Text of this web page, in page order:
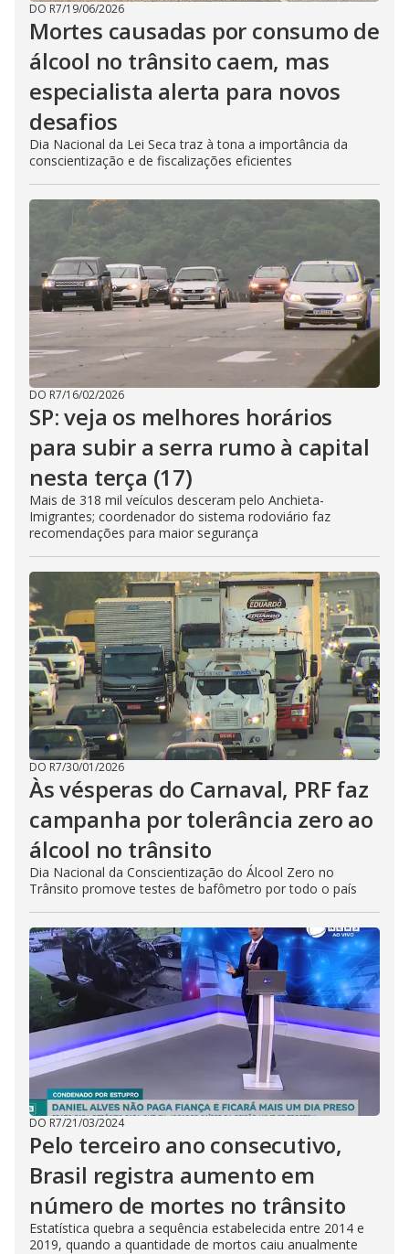
DO R7/19/06/2026
Mortes causadas por consumo de
álcool no trânsito caem, mas
especialista alerta para novos
desafios
Dia Nacional da Lei Seca traz à tona a importância da
conscientização e de fiscalizações eficientes
DO R7/16/02/2026
SP: veja os melhores horários
para subir a serra rumo à capital
nesta terça (17)
Mais de 318 mil veículos desceram pelo Anchieta-
Imigrantes; coordenador do sistema rodoviário faz
recomendações para maior segurança
DO R7/30/01/2026
Às vésperas do Carnaval, PRF faz
campanha por tolerância zero ao
álcool no trânsito
Dia Nacional da Conscientização do Álcool Zero no
Trânsito promove testes de bafômetro por todo o país
DO R7/21/03/2024
Pelo terceiro ano consecutivo,
Brasil registra aumento em
número de mortes no trânsito
Estatística quebra a sequência estabelecida entre 2014 e
2019, quando a quantidade de mortos caiu anualmente